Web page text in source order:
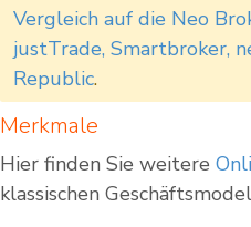
Vergleich auf die Neo
justTrade, Smartbroker,
Republic.
Merkmale
Hier finden Sie weitere
klassischen